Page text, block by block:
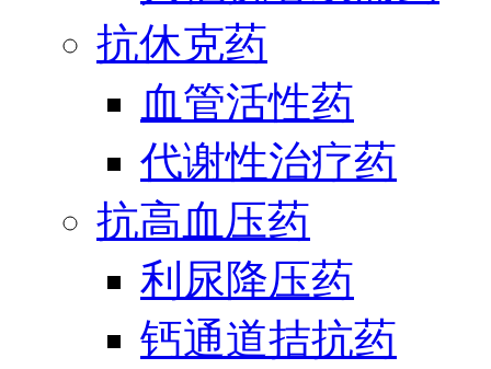
抗休克药
血管活性药
代谢性治疗药
抗高血压药
利尿降压药
钙通道拮抗药